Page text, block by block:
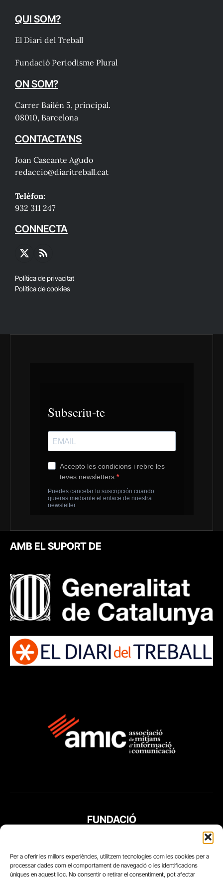
Per a oferir les millors experiències, utilitzem tecnologies com les cookies per a
processar dades com el comportament de navegació o les identificacions
úniques en aquest lloc. No consentir o retirar el consentiment, pot afectar
QUI SOM?
El Diari del Treball
Fundació Periodisme Plural
ON SOM?
Carrer Bailén 5, principal.
08010, Barcelona
CONTACTA'NS
Joan Cascante Agudo
redaccio@diaritreball.cat
Telèfon:
932 311 247
CONNECTA
X
RSS
Política de privacitat
Política de cookies
AMB EL SUPORT DE
FUNDACIÓ